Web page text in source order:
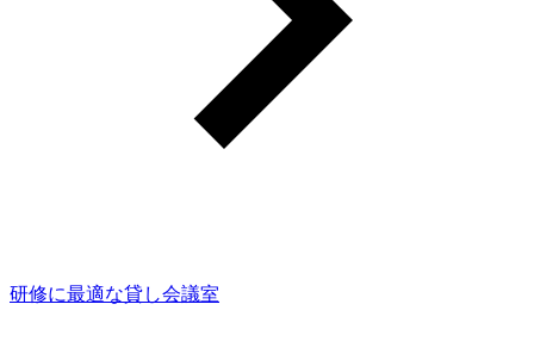
研修に最適な貸し会議室